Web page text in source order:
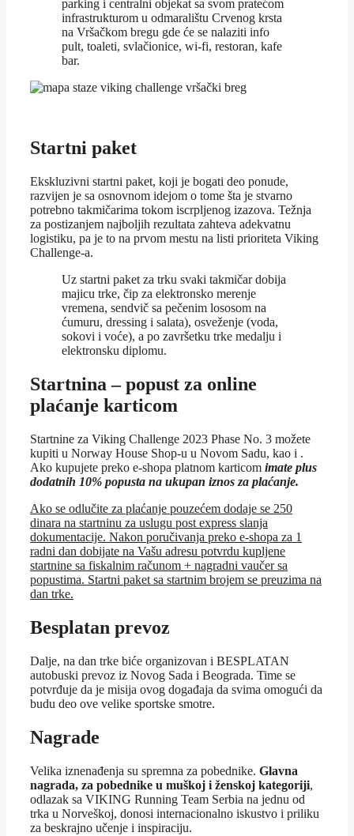
parking i centralni objekat sa svom pratećom
infrastrukturom u odmaralištu Crvenog krsta
na Vršačkom bregu gde će se nalaziti info
pult, toaleti, svlačionice, wi-fi, restoran, kafe
bar.
Startni paket
Ekskluzivni startni paket, koji je bogati deo ponude,
razvijen je sa osnovnom idejom o tome šta je stvarno
potrebno takmičarima tokom iscrpljenog izazova. Težnja
za postizanjem najboljih rezultata zahteva adekvatnu
logistiku, pa je to na prvom mestu na listi prioriteta Viking
Challenge-a.
Uz startni paket za trku svaki takmičar dobija
majicu trke, čip za elektronsko merenje
vremena, sendvič sa pečenim lososom na
ćumuru, dressing i salata), osveženje (voda,
sokovi i voće), a po završetku trke medalju i
elektronsku diplomu.
Startnina – popust za online
plaćanje karticom
Startnine za Viking Challenge 2023 Phase No. 3 možete
kupiti u Norway House Shop-u u Novom Sadu, kao i .
Ako kupujete preko e-shopa platnom karticom imate plus
dodatnih 10% popusta na ukupan iznos za plaćanje.
Ako se odlučite za plaćanje pouzećem dodaje se 250
dinara na startninu za uslugu post express slanja
dokumentacije. Nakon poručivanja preko e-shopa za 1
radni dan dobijate na Vašu adresu potvrdu kupljene
startnine sa fiskalnim računom + nagradni vaučer sa
popustima. Startni paket sa startnim brojem se preuzima na
dan trke.
Besplatan prevoz
Dalje, na dan trke biće organizovan i BESPLATAN
autobuski prevoz iz Novog Sada i Beograda. Time se
potvrđuje da je misija ovog događaja da svima omogući da
budu deo ove velike sportske smotre.
Nagrade
Velika iznenađenja su spremna za pobednike. Glavna
nagrada, za pobednike u muškoj i ženskoj kategoriji,
odlazak sa VIKING Running Team Serbia na jednu od
trka u Norveškoj, donosi internacionalno iskustvo i priliku
za beskrajno učenje i inspiraciju.